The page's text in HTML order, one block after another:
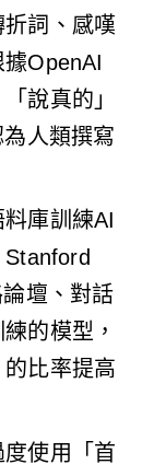
折詞、感嘆
OpenAI
說真的」
人類撰寫
料庫訓練AI
壇、對話
的模型，
比率提高
度使用「首